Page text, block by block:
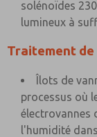
solénoïdes
lumineux à
Traitement
Îlots de
processus où
électrovannes
l'humidité